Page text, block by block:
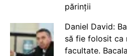
părinții
Daniel David:
să fie folosit ca
facultate.